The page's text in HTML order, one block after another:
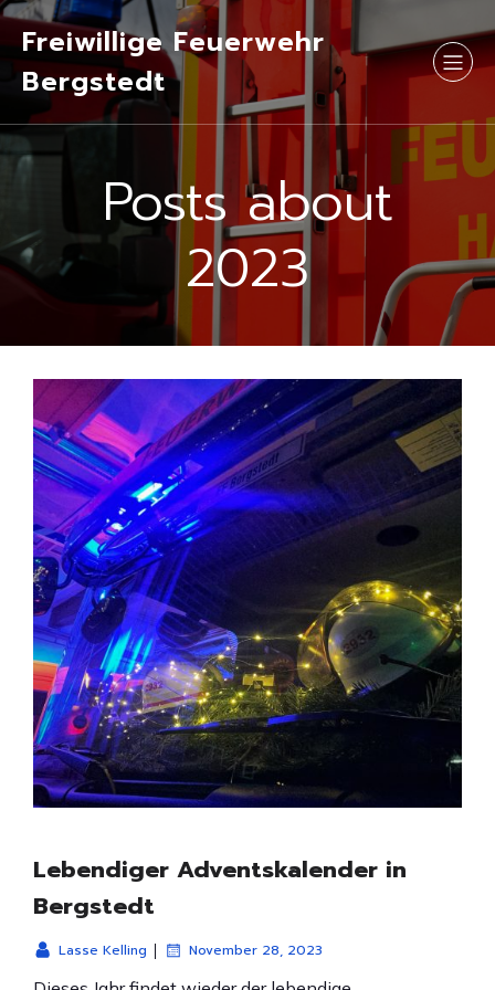
Freiwillige Feuerwehr
Bergstedt
Posts about
2023
Lebendiger Adventskalender in
Bergstedt
Lasse Kelling | November 28, 2023